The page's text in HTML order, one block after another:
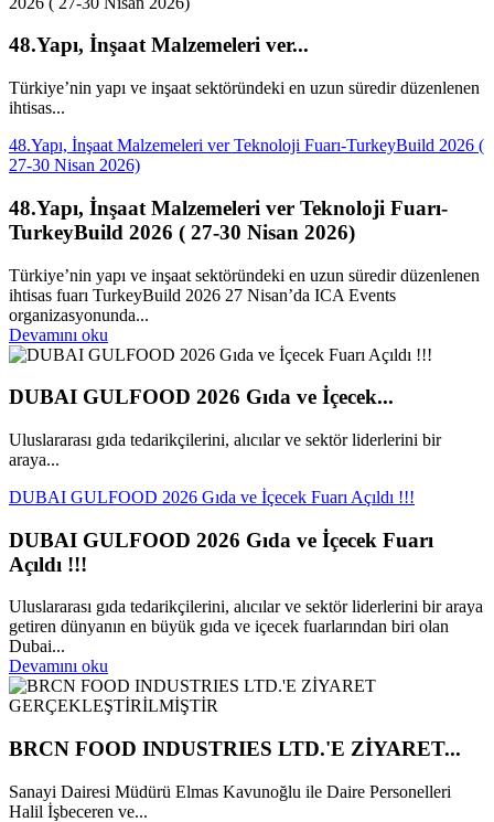
48.Yapı, İnşaat Malzemeleri ver...
Türkiye’nin yapı ve inşaat sektöründeki en uzun süredir düzenlenen
ihtisas...
48.Yapı, İnşaat Malzemeleri ver Teknoloji Fuarı-TurkeyBuild 2026 (
27-30 Nisan 2026)
48.Yapı, İnşaat Malzemeleri ver Teknoloji Fuarı-
TurkeyBuild 2026 ( 27-30 Nisan 2026)
Türkiye’nin yapı ve inşaat sektöründeki en uzun süredir düzenlenen
ihtisas fuarı TurkeyBuild 2026 27 Nisan’da ICA Events
organizasyonunda...
Devamını oku
DUBAI GULFOOD 2026 Gıda ve İçecek...
Uluslararası gıda tedarikçilerini, alıcılar ve sektör liderlerini bir
araya...
DUBAI GULFOOD 2026 Gıda ve İçecek Fuarı Açıldı !!!
DUBAI GULFOOD 2026 Gıda ve İçecek Fuarı
Açıldı !!!
Uluslararası gıda tedarikçilerini, alıcılar ve sektör liderlerini bir araya
getiren dünyanın en büyük gıda ve içecek fuarlarından biri olan
Dubai...
Devamını oku
BRCN FOOD INDUSTRIES LTD.'E ZİYARET...
Sanayi Dairesi Müdürü Elmas Kavunoğlu ile Daire Personelleri
Halil İşbeceren ve...